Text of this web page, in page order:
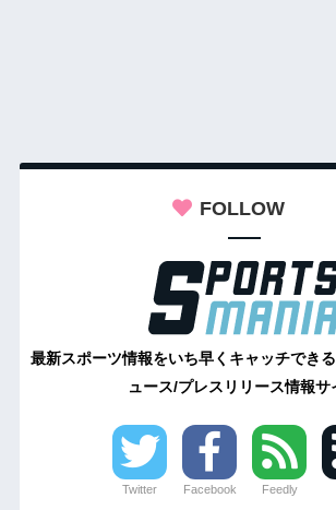
FOLLOW
最新スポーツ情報をいち早くキャッチでき
ュース/プレスリリース情報サ
Twitter Facebook Feedly